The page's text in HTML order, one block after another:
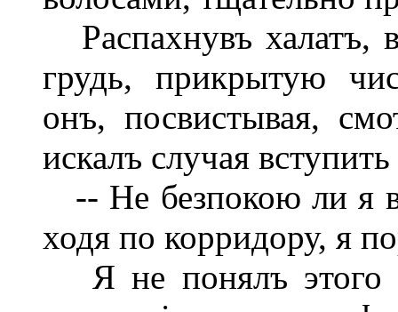
Распахнувъ халатъ,
грудь, прикрытую
онъ, посвистывая,
искалъ случая
-- Не безпокою ли я
ходя по корридору, я
Я не понялъ этого